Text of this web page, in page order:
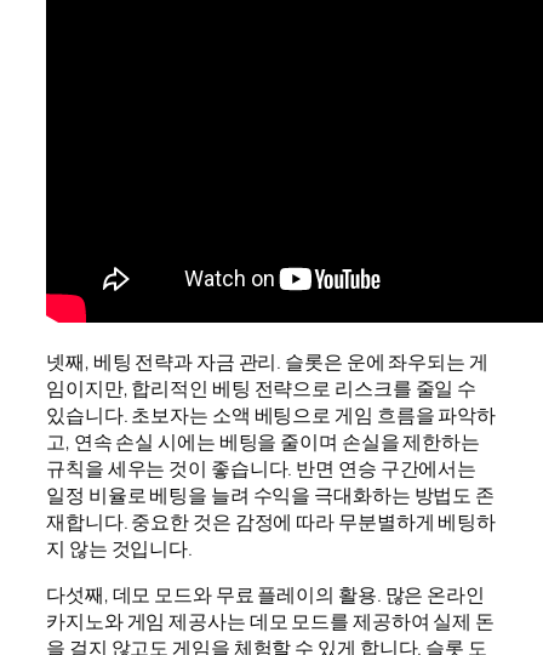
넷째, 베팅 전략과 자금 관리. 슬롯은 운에 좌우되는 게
임이지만, 합리적인 베팅 전략으로 리스크를 줄일 수
있습니다. 초보자는 소액 베팅으로 게임 흐름을 파악하
고, 연속 손실 시에는 베팅을 줄이며 손실을 제한하는
규칙을 세우는 것이 좋습니다. 반면 연승 구간에서는
일정 비율로 베팅을 늘려 수익을 극대화하는 방법도 존
재합니다. 중요한 것은 감정에 따라 무분별하게 베팅하
지 않는 것입니다.
다섯째, 데모 모드와 무료 플레이의 활용. 많은 온라인
카지노와 게임 제공사는 데모 모드를 제공하여 실제 돈
을 걸지 않고도 게임을 체험할 수 있게 합니다. 슬롯 도